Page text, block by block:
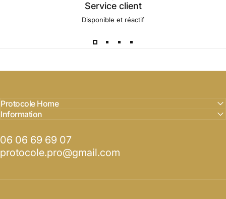
Service client
Disponible et réactif
Protocole Home
Information
06 06 69 69 07
protocole.pro@gmail.com